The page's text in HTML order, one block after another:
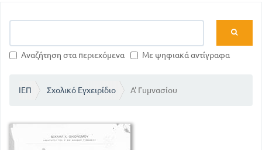
Αναζήτηση στα περιεχόμενα Με ψηφιακά αντίγραφα
ΙΕΠ Σχολικό Εγχειρίδιο Α' Γυμνασίου